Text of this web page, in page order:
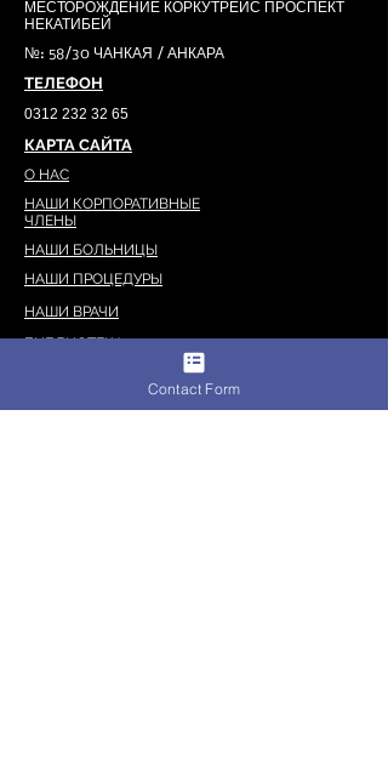
МЕСТОРОЖДЕНИЕ КОРКУТРЕЙС ПРОСПЕКТ
НЕКАТИБЕЙ
№: 58/30 ЧАНКАЯ / АНКАРА
ТЕЛЕФОН
0312 232 32 65
КАРТА САЙТА
О НАС
НАШИ КОРПОРАТИВНЫЕ
ЧЛЕНЫ
НАШИ БОЛЬНИЦЫ
НАШИ ПРОЦЕДУРЫ
НАШИ ВРАЧИ
БИБЛИОТЕКА
Contact Form